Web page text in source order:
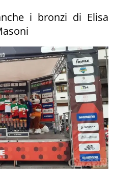
i bronzi di Elisa